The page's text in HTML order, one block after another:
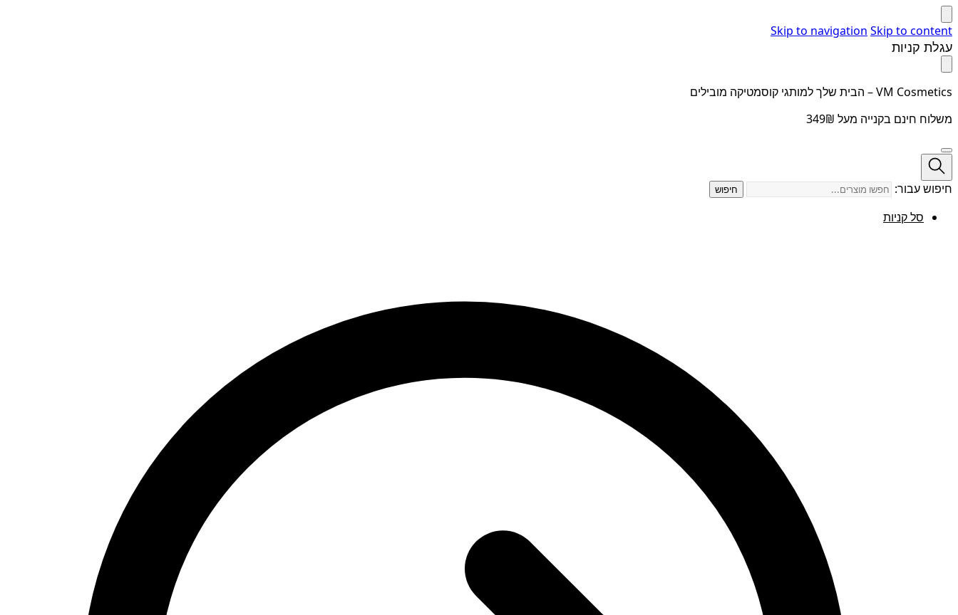
Skip to navigation Skip to content
עגלת קניות
VM Cosmetics – הבית שלך למותגי קוסמטיקה מובילים
משלוח חינם בקנייה מעל 349₪
חיפוש עבור: חיפוש
סל קניות